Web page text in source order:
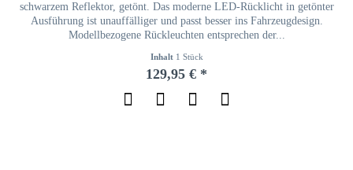
schwarzem Reflektor, getönt. Das moderne LED-Rücklicht in getönter
Ausführung ist unauffälliger und passt besser ins Fahrzeugdesign.
Modellbezogene Rückleuchten entsprechen der...
Inhalt 1 Stück
129,95 € *